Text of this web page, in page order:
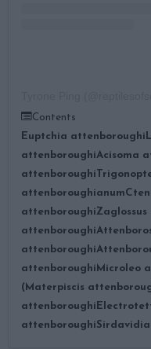
Contents
Euptchia attenboroughi
attenboroughiAcisoma
attenboroughi
attenboroughianum
attenboroughi
attenboroughi
attenboroughi
attenboroughi Microleo
(Materpiscis
attenboroughi
attenboroughiSirdavidia